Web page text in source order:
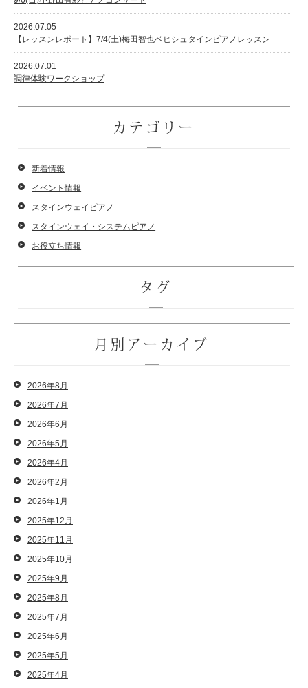
2026.07.05
【レッスンレポート】7/4(土)梅田智也ベヒシュタインピアノレッスン
2026.07.01
調律体験ワークショップ
カテゴリー
新着情報
イベント情報
スタインウェイピアノ
スタインウェイ・システムピアノ
お役立ち情報
タグ
月別アーカイブ
2026年8月
2026年7月
2026年6月
2026年5月
2026年4月
2026年2月
2026年1月
2025年12月
2025年11月
2025年10月
2025年9月
2025年8月
2025年7月
2025年6月
2025年5月
2025年4月